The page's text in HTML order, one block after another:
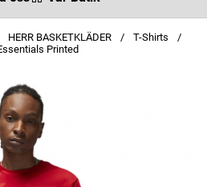
HERR BASKETKLÄDER
T-Shirts
Printed